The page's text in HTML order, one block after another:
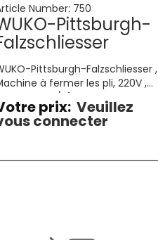
Number: 750
Pittsburgh-
Pittsburgh-Falzschliesser ,
à fermer les pli, 220V ,
hauteur pli 3/8" , tôle max 1,2mm
mm²prix: Veuillez
connecter